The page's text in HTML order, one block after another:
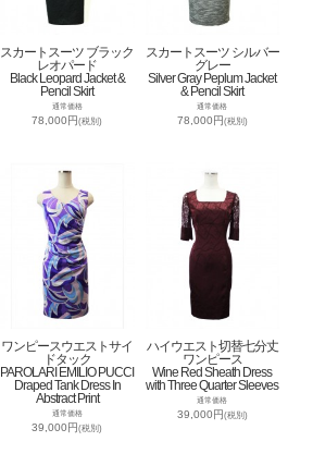
スカートスーツ ブラック
レオパード
Black Leopard Jacket &
Pencil Skirt
通常価格
78,000円(税別)
スカートスーツ シルバー
グレー
Silver Gray Peplum Jacket
& Pencil Skirt
通常価格
78,000円(税別)
ワンピースウエストサイ
ドタック
PAROLARI EMILIO PUCCI
Draped Tank Dress In
Abstract Print
通常価格
39,000円(税別)
ハイウエスト切替七分丈
ワンピース
Wine Red Sheath Dress
with Three Quarter Sleeves
通常価格
39,000円(税別)